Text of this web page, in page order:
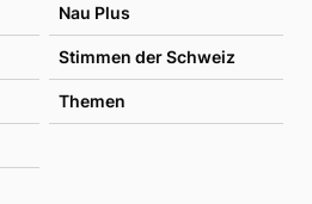
Nau Plus
Stimmen der Schweiz
Themen